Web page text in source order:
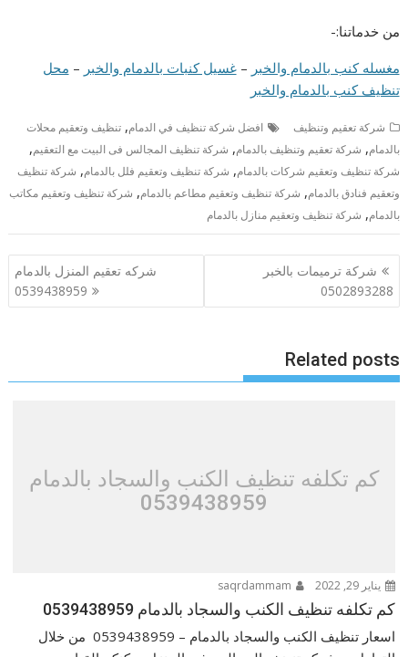
من خدماتنا:-
مغسله كنب بالدمام والخبر –غسيل كنبات بالدمام والخبر – محل
تنظيف كنب بالدمام والخبر
شركة تعقيم وتنظيف افضل شركة تنظيف في الدمام,تنظيف وتعقيم محلات
بالدمام, شركة تعقيم وتنظيف بالدمام, شركة تنظيف المجالس فى البيت مع التعقيم,
شركة تنظيف وتعقيم شركات بالدمام, شركة تنظيف وتعقيم فلل بالدمام, شركة تنظيف
وتعقيم فنادق بالدمام, شركة تنظيف وتعقيم مطاعم بالدمام, شركة تنظيف وتعقيم مكاتب
بالدمام, شركة تنظيف وتعقيم منازل بالدمام
تصفّح
المقالات
شركة ترميمات بالخبر
0502893288
شركه تعقيم المنزل بالدمام
0539438959
Related posts
كم تكلفه تنظيف الكنب والسجاد بالدمام
0539438959
يناير 29, 2022
كم تكلفه تنظيف الكنب والسجاد بالدمام 0539438959
اسعار تنظيف الكنب والسجاد بالدمام – 0539438959 من خلال